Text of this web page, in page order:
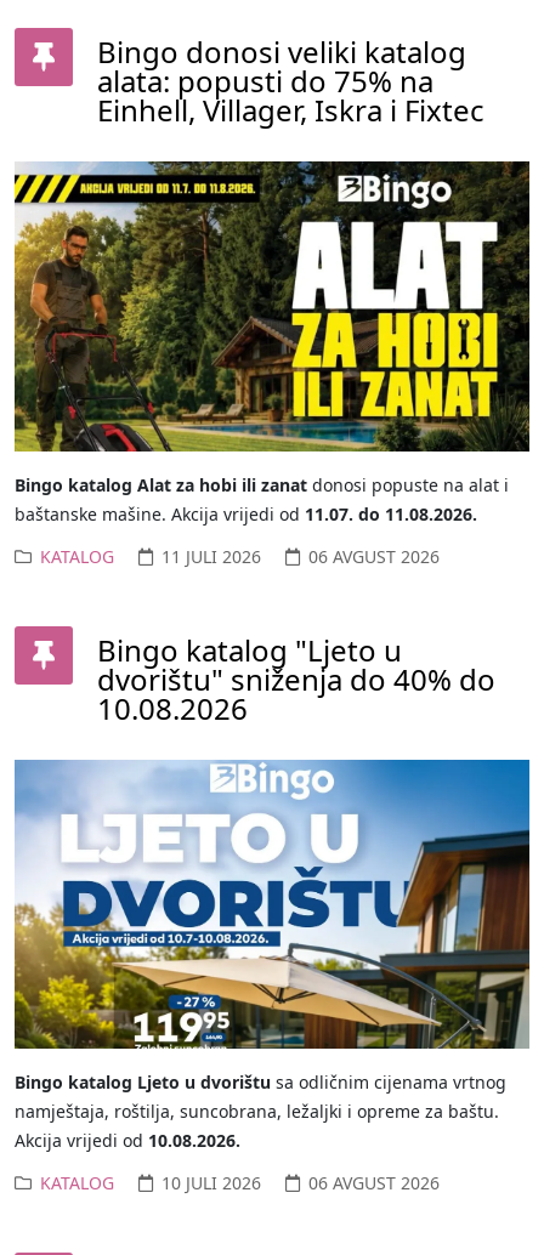
Bingo donosi veliki katalog
alata: popusti do 75% na
Einhell, Villager, Iskra i Fixtec
Bingo katalog Alat za hobi ili zanat donosi popuste na alat i
baštanske mašine. Akcija vrijedi od 11.07. do 11.08.2026.
KATALOG
11 JULI 2026 06 AVGUST 2026
Bingo katalog "Ljeto u
dvorištu" sniženja do 40% do
10.08.2026
Bingo katalog Ljeto u dvorištu sa odličnim cijenama vrtnog
namještaja, roštilja, suncobrana, ležaljki i opreme za baštu.
Akcija vrijedi od 10.08.2026.
KATALOG
10 JULI 2026 06 AVGUST 2026